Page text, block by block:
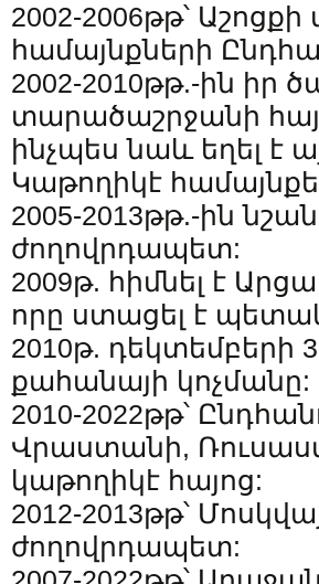
2002-2006թթ՝
համայնքների
2002-2010թթ.-ին իր
տարածաշրջանի հայ
ինչպես նաև եղել է
Կաթողիկէ
2005-2013թթ.-ին
ժողովրդապետ:
2009թ. հիմնել է
որը ստացել է
2010թ. դեկտեմբերի
քահանայի կոչմանը:
2010-2022թթ՝
Վրաստանի,
կաթողիկէ հայոց:
2012-2013թթ՝
ժողովրդապետ: